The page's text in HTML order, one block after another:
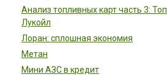
Анализ топливных карт часть 3:
Лукойл
Лоран: сплошная экономия
Метан
Мини АЗС в кредит